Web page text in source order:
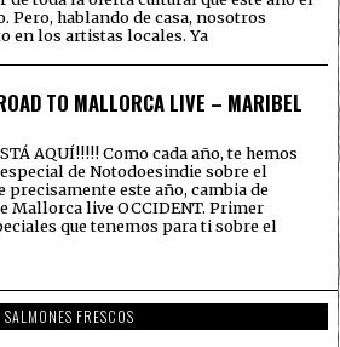
Pero, hablando de casa, nosotros
en los artistas locales. Ya
TO MALLORCA LIVE – MARIBEL
AQUÍ!!!!! Como cada año, te hemos
de Notodoesindie sobre el
este año, cambia de
Mallorca live OCCIDENT. Primer
que tenemos para ti sobre el
SALMONES FRESCOS